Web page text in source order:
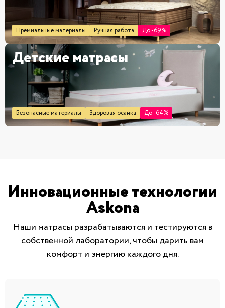
Премиальные материалы Ручная работа До -69%
Детские матрасы
Безопасные материалы Здоровая осанка До -64%
Инновационные технологии
Askona
Наши матрасы разрабатываются и тестируются в
собственной лаборатории, чтобы дарить вам
комфорт и энергию каждого дня.